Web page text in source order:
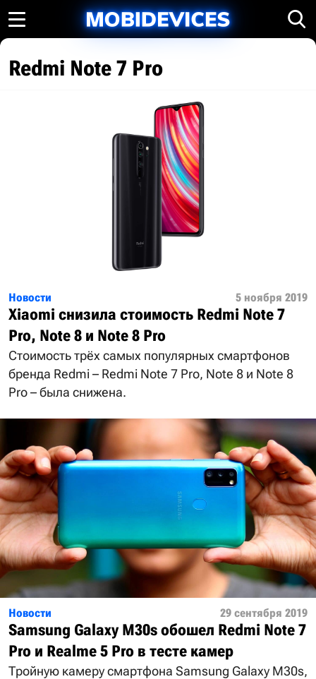
Redmi Note 7 Pro
Новости 5 ноября 2019
Xiaomi снизила стоимость Redmi Note 7
Pro, Note 8 и Note 8 Pro
Стоимость трёх самых популярных смартфонов
бренда Redmi – Redmi Note 7 Pro, Note 8 и Note 8
Pro – была снижена.
Новости 29 сентября 2019
Samsung Galaxy M30s обошел Redmi Note 7
Pro и Realme 5 Pro в тесте камер
Тройную камеру смартфона Samsung Galaxy M30s,